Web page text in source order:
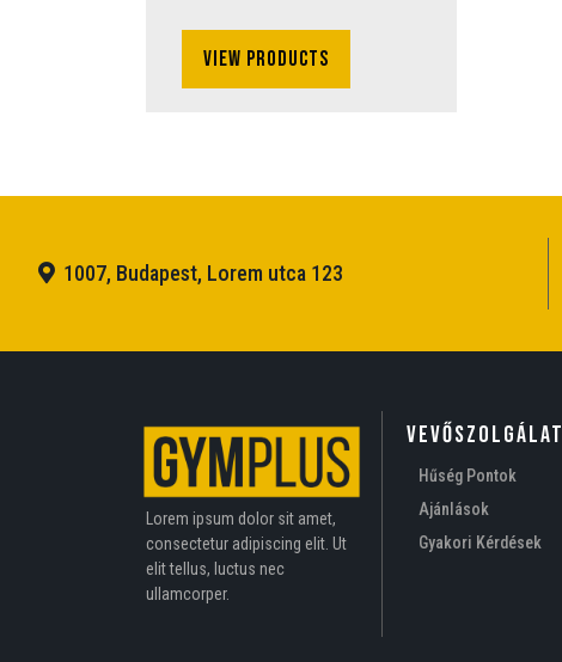
View products
1007, Budapest, Lorem utca 123
Lorem ipsum dolor sit amet,
consectetur adipiscing elit. Ut
elit tellus, luctus nec
ullamcorper.
VEVŐSZOLGÁLAT
Hűség Pontok
Ajánlások
Gyakori Kérdések